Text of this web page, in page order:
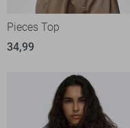
Pieces Top
34,99